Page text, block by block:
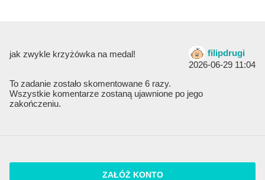
filipdrugi
2026-06-29 11:04
jak zwykle krzyżówka na medal!
To zadanie zostało skomentowane 6 razy.
Wszystkie komentarze zostaną ujawnione po jego
zakończeniu.
ZAŁÓŻ KONTO